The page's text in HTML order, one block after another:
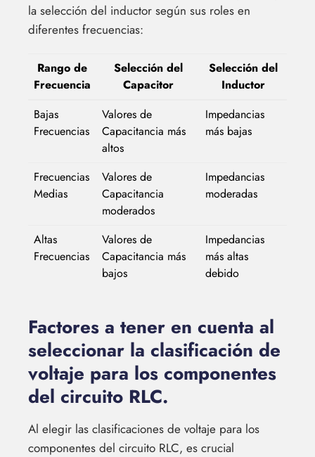
la selección del inductor según sus roles en
diferentes frecuencias:
Rango de
Frecuencia
Selección del
Capacitor
Selección del
Inductor
Bajas
Frecuencias
Valores de
Capacitancia más
altos
Impedancias
más bajas
Frecuencias
Medias
Valores de
Capacitancia
moderados
Impedancias
moderadas
Altas
Frecuencias
Valores de
Capacitancia más
bajos
Impedancias
más altas
debido
Factores a tener en cuenta al
seleccionar la clasificación de
voltaje para los componentes
del circuito RLC.
Al elegir las clasificaciones de voltaje para los
componentes del circuito RLC, es crucial